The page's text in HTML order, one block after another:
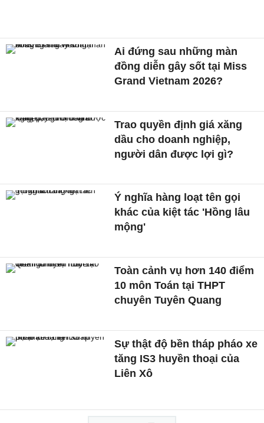
Ai đứng sau những màn
đồng diễn gây sốt tại Miss
Grand Vietnam 2026?
Trao quyền định giá xăng
dầu cho doanh nghiệp,
người dân được lợi gì?
Ý nghĩa hàng loạt tên gọi
khác của kiệt tác 'Hồng lâu
mộng'
Toàn cảnh vụ hơn 140 điểm
10 môn Toán tại THPT
chuyên Tuyên Quang
Sự thật độ bền tháp pháo xe
tăng IS3 huyền thoại của
Liên Xô